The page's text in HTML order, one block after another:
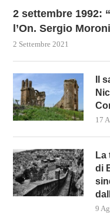
2 settembre 1992:
l’On. Sergio
2 Settembre 2021
Il
17
La
di
9